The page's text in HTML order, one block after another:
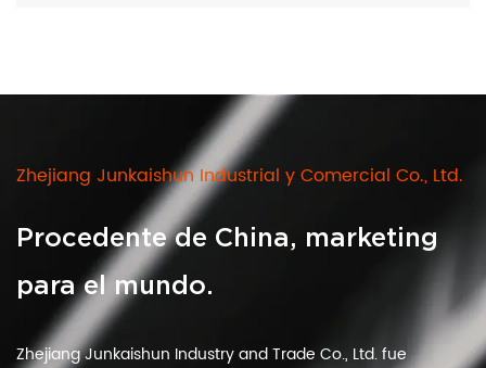
Zhejiang Junkaishun Industrial y Comercial Co., Ltd.
Procedente de China, marketing
para el mundo.
Zhejiang Junkaishun Industry and Trade Co., Ltd. fue